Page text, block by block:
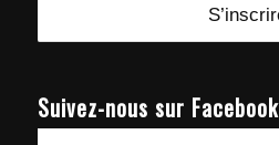
Suivez-nous sur Facebook